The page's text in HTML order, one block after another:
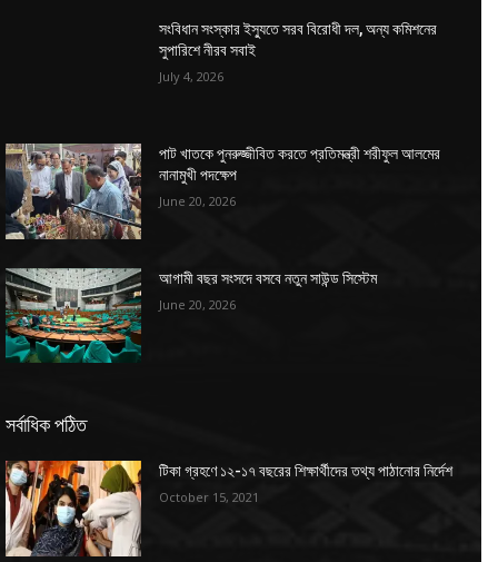
সংবিধান সংস্কার ইস্যুতে সরব বিরোধী দল, অন্য কমিশনের
সুপারিশে নীরব সবাই
July 4, 2026
পাট খাতকে পুনরুজ্জীবিত করতে প্রতিমন্ত্রী শরীফুল আলমের
নানামুখী পদক্ষেপ
June 20, 2026
আগামী বছর সংসদে বসবে নতুন সাউন্ড সিস্টেম
June 20, 2026
সর্বাধিক পঠিত
টিকা গ্রহণে ১২-১৭ বছরের শিক্ষার্থীদের তথ্য পাঠানোর নির্দেশ
October 15, 2021